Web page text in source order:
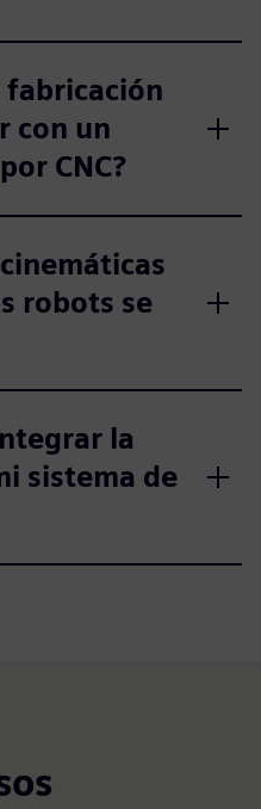
fabricación
con un
CNC?
robots se
la
sistema de